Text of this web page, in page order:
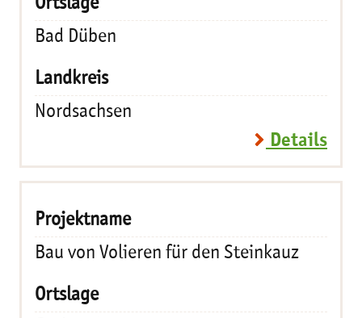
Bad Düben
Nordsachsen
Details
Bau von Volieren für den Steinkauz